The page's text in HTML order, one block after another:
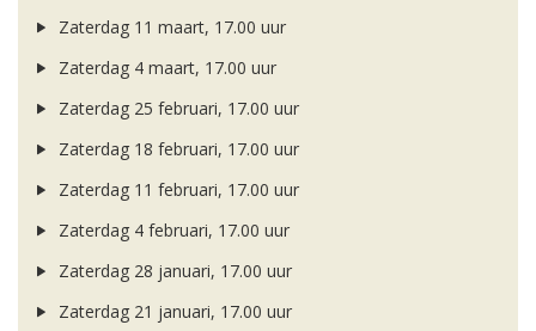
Zaterdag 11 maart, 17.00 uur
Zaterdag 4 maart, 17.00 uur
Zaterdag 25 februari, 17.00 uur
Zaterdag 18 februari, 17.00 uur
Zaterdag 11 februari, 17.00 uur
Zaterdag 4 februari, 17.00 uur
Zaterdag 28 januari, 17.00 uur
Zaterdag 21 januari, 17.00 uur